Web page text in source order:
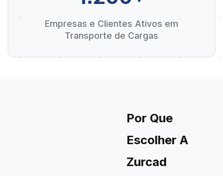
Empresas e Clientes Ativos em
Transporte de Cargas
Por Que
Escolher A
Zurcad